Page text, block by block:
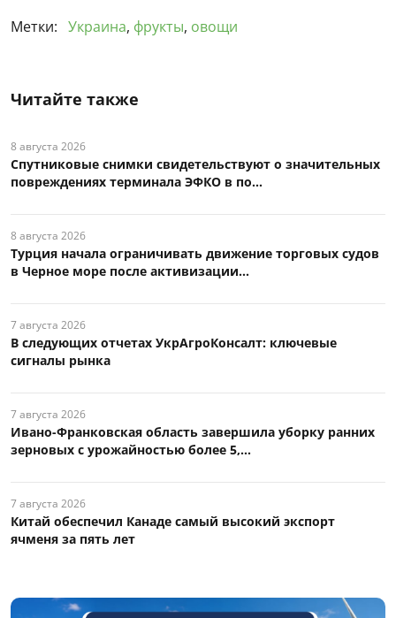
Метки: Украина, фрукты, овощи
Читайте также
8 августа 2026
Спутниковые снимки свидетельствуют о значительных
повреждениях терминала ЭФКО в по...
8 августа 2026
Турция начала ограничивать движение торговых судов
в Черное море после активизации...
7 августа 2026
В следующих отчетах УкрАгроКонсалт: ключевые
сигналы рынка
7 августа 2026
Ивано-Франковская область завершила уборку ранних
зерновых с урожайностью более 5,...
7 августа 2026
Китай обеспечил Канаде самый высокий экспорт
ячменя за пять лет